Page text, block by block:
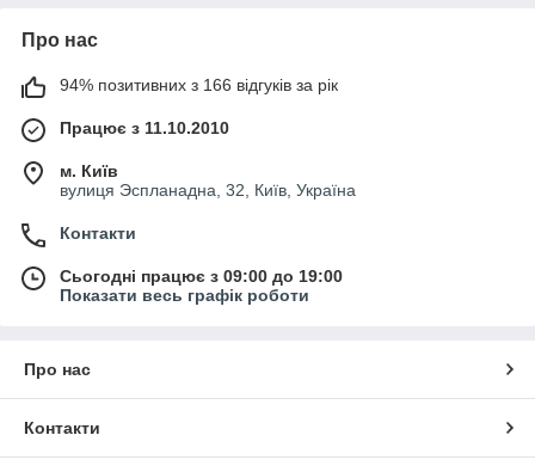
Про нас
94% позитивних з 166 відгуків за рік
Працює з 11.10.2010
м. Київ
вулиця Эспланадна, 32, Київ, Україна
Контакти
Сьогодні працює з 09:00 до 19:00
Показати весь графік роботи
Про нас
Контакти